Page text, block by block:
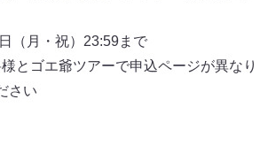
（月・祝）23:59まで
とゴエ爺ツアーで申込ページが異なり
さい